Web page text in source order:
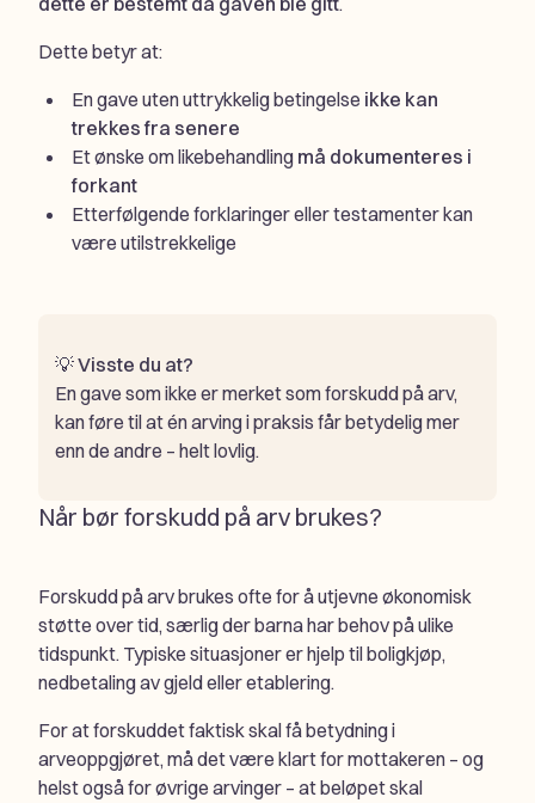
Dette betyr at:
En gave uten uttrykkelig betingelse ikke kan
trekkes fra senere
Et ønske om likebehandling må dokumenteres i
forkant
Etterfølgende forklaringer eller testamenter kan
være utilstrekkelige
💡Visste du at?
En gave som ikke er merket som forskudd på arv,
kan føre til at én arving i praksis får betydelig mer
enn de andre – helt lovlig.
Når bør forskudd på arv brukes?
Forskudd på arv brukes ofte for å utjevne økonomisk
støtte over tid, særlig der barna har behov på ulike
tidspunkt. Typiske situasjoner er hjelp til boligkjøp,
nedbetaling av gjeld eller etablering.
For at forskuddet faktisk skal få betydning i
arveoppgjøret, må det være klart for mottakeren – og
helst også for øvrige arvinger – at beløpet skal